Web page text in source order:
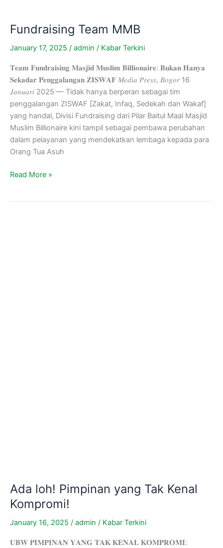
Fundraising Team MMB
January 17, 2025 / admin / Kabar Terkini
𝐓𝐞𝐚𝐦 𝐅𝐮𝐧𝐝𝐫𝐚𝐢𝐬𝐢𝐧𝐠 𝐌𝐚𝐬𝐣𝐢𝐝 𝐌𝐮𝐬𝐥𝐢𝐦 𝐁𝐢𝐥𝐥𝐢𝐨𝐧𝐚𝐢𝐫𝐞: 𝐁𝐮𝐤𝐚𝐧 𝐇𝐚𝐧𝐲𝐚
𝐒𝐞𝐤𝐚𝐝𝐚𝐫 𝐏𝐞𝐧𝐠𝐠𝐚𝐥𝐚𝐧𝐠𝐚𝐧 𝐙𝐈𝐒𝐖𝐀𝐅 𝑀𝑒𝑑𝑖𝑎 𝑃𝑟𝑒𝑠𝑠, 𝐵𝑜𝑔𝑜𝑟 16
𝐽𝑎𝑛𝑢𝑎𝑟𝑖 2025 — Tidak hanya berperan sebagai tim
penggalangan ZISWAF [Zakat, Infaq, Sedekah dan Wakaf]
yang handal, Divisi Fundraising dari Pilar Baitul Maal Masjid
Muslim Billionaire kini tampil sebagai pembawa perubahan
dalam pelayanan yang mendekatkan lembaga kepada para
Orang Tua Asuh
Read More »
Ada loh! Pimpinan yang Tak Kenal
Kompromi!
January 16, 2025 / admin / Kabar Terkini
𝐔𝐁𝐖 𝐏𝐈𝐌𝐏𝐈𝐍𝐀𝐍 𝐘𝐀𝐍𝐆 𝐓𝐀𝐊 𝐊𝐄𝐍𝐀𝐋 𝐊𝐎𝐌𝐏𝐑𝐎𝐌𝐈: